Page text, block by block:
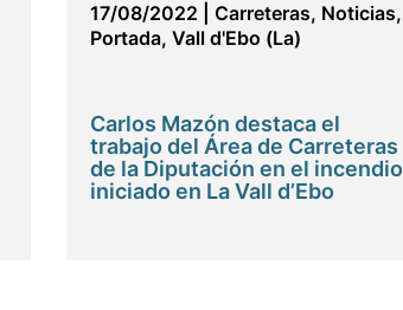
17/08/2022 Carreteras, Noticias,
Portada, Vall d'Ebo (La)
Carlos Mazón destaca el
trabajo del Área de Carreteras
de la Diputación en el incendio
iniciado en La Vall d’Ebo